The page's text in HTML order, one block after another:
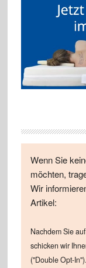
Wenn Sie
möchten,
Wir
Artikel:
Nachdem Sie
schicken wir
("Double Opt-